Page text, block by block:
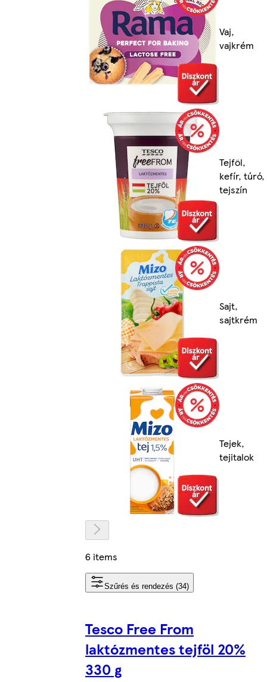
Vaj,
vajkrém
Tejföl,
kefír, túró,
tejszín
Sajt,
sajtkrém
Tejek,
tejitalok
6 items
Szűrés és rendezés (34)
Tesco Free From
laktózmentes tejföl 20%
330 g